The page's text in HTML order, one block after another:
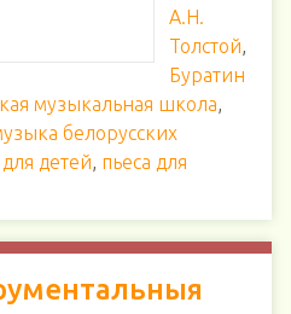
А.Н.
Толстой,
Буратин
музыкальная школа,
белорусских
детей, пьеса для